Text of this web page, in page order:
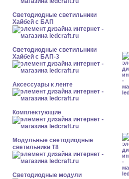
Светодиодные светильники
Хайбей с БАП
Светодиодные светильники
Хайбей с БАП-3
Аксессуары к ленте
Комплектующие
Модульные светодиодные
светильники Т8
Светодиодные модули